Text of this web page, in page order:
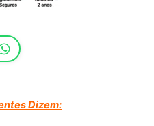
Dizem: